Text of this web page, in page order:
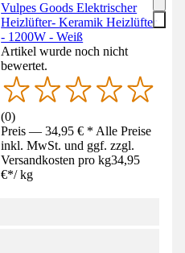
Vulpes Goods Elektrischer
Heizlüfter- Keramik Heizlüfter
- 1200W - Weiß
Artikel wurde noch nicht
bewertet.
(0)
Preis — 34,95 € * Alle Preise
inkl. MwSt. und ggf. zzgl.
Versandkosten pro kg34,95
€*/ kg